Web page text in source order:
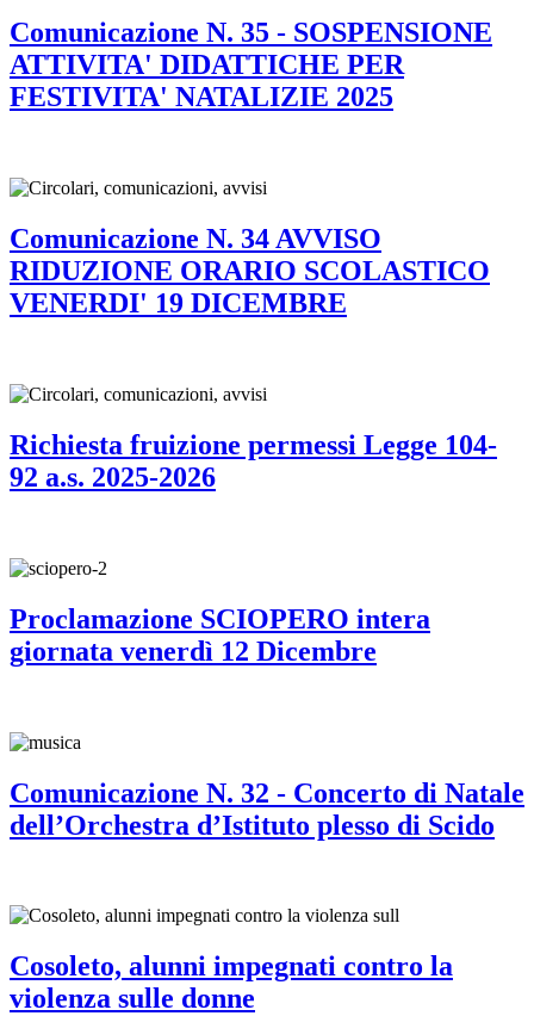
Comunicazione N. 35 - SOSPENSIONE
ATTIVITA' DIDATTICHE PER
FESTIVITA' NATALIZIE 2025
Comunicazione N. 34 AVVISO
RIDUZIONE ORARIO SCOLASTICO
VENERDI' 19 DICEMBRE
Richiesta fruizione permessi Legge 104-
92 a.s. 2025-2026
Proclamazione SCIOPERO intera
giornata venerdì 12 Dicembre
Comunicazione N. 32 - Concerto di Natale
dell’Orchestra d’Istituto plesso di Scido
Cosoleto, alunni impegnati contro la
violenza sulle donne